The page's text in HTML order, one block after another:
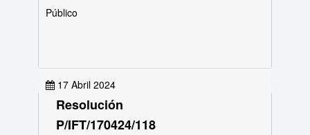
Público
17 Abril 2024
Resolución
P/IFT/170424/118